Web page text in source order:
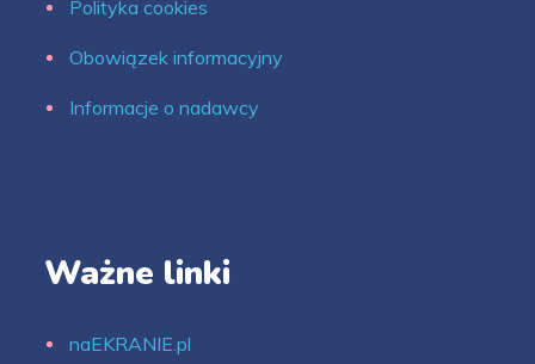
Polityka cookies
Obowiązek informacyjny
Informacje o nadawcy
Ważne linki
naEKRANIE.pl